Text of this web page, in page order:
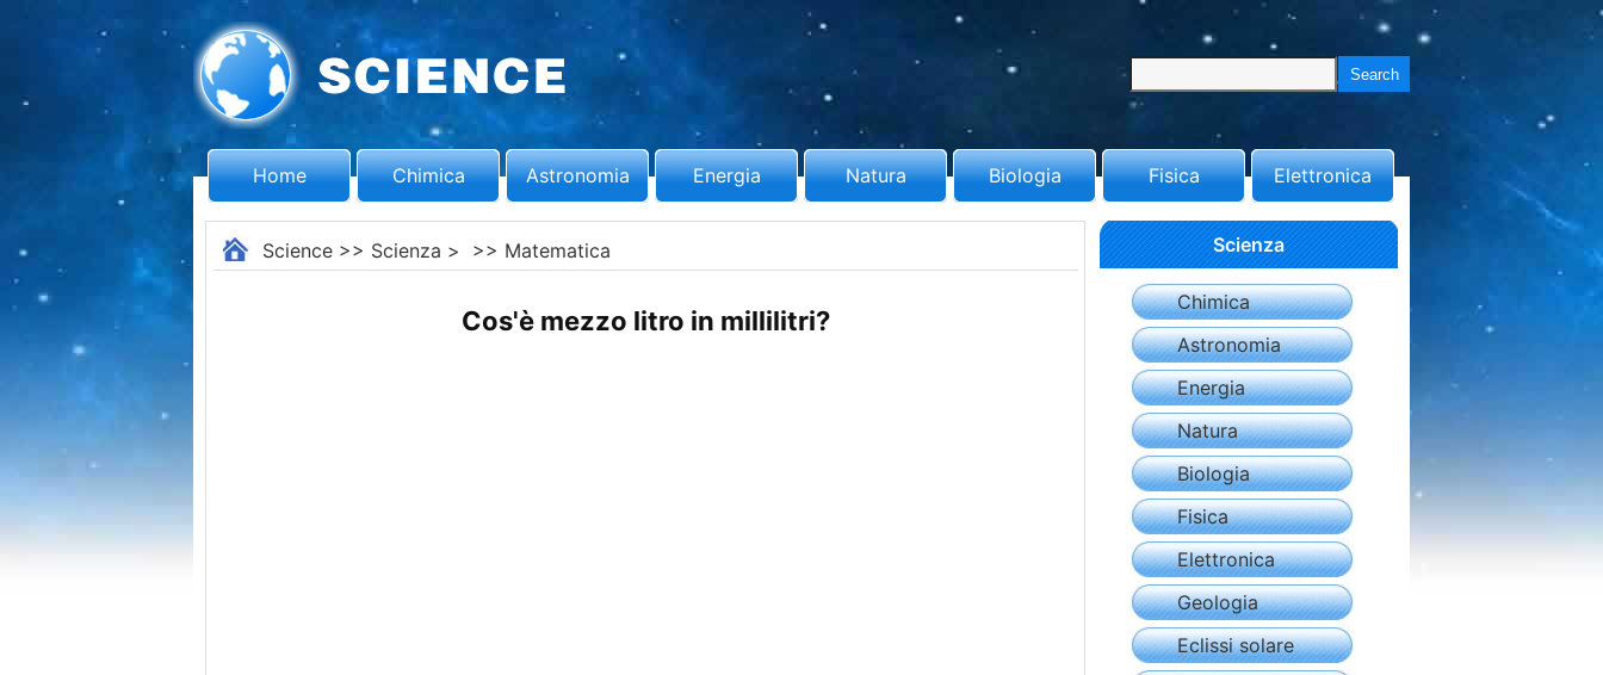
Home Chimica Astronomia Energia Natura Biologia Fisica Elettronica
Science>> Scienza > >> Matematica
Cos'è mezzo litro in millilitri?
Scienza
Chimica
Astronomia
Energia
Natura
Biologia
Fisica
Elettronica
Geologia
Eclissi solare